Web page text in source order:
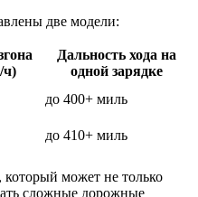
две модели:
ч)
Дальность хода на
одной зарядке
до 400+ миль
до 410+ миль
может не только
сложные дорожные